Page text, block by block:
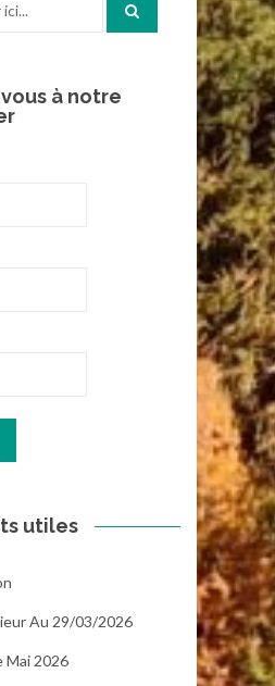
à notre
utiles
Au 29/03/2026
Mai 2026